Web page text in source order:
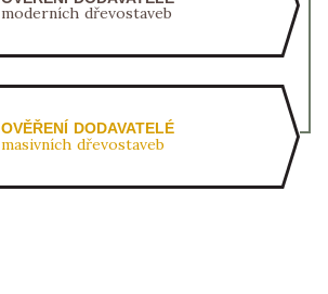
moderních dřevostaveb
OVĚŘENÍ DODAVATELÉ
masivních dřevostaveb